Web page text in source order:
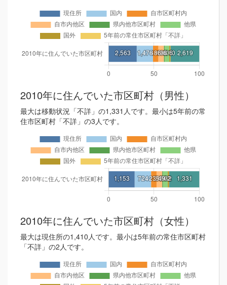
2010年に住んでいた市区町村（男性）
最大は移動状況「不詳」の1,331人です。最小は5年前の常
住市区町村「不詳」の3人です。
2010年に住んでいた市区町村（女性）
最大は現住所の1,410人です。最小は5年前の常住市区町村
「不詳」の2人です。